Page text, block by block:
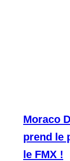
Moraco
prend le
le FMX !